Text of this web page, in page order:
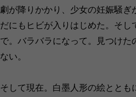
劇が降りかかり、少女の妊娠騒
だにもヒビが入りはじめた。そ
で。バラバラになって。見つけ
ない。
そして現在。白墨人形の絵ととも